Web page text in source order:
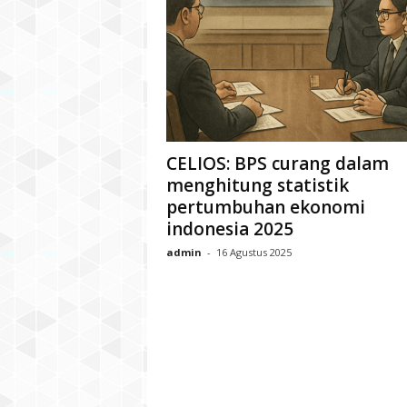
CELIOS: BPS curang dalam
menghitung statistik
pertumbuhan ekonomi
indonesia 2025
admin - 16 Agustus 2025